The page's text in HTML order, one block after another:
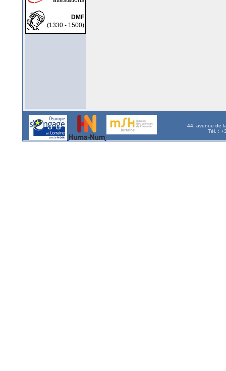
DMF
(1330 - 1500)
44, avenue de
Tél. :